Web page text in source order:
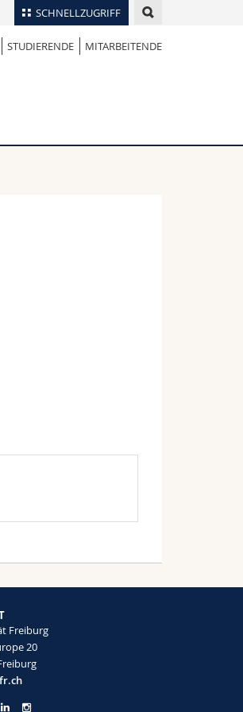
SCHNELLZUGRIFF
Personenverzeichnis
STUDIERENDE MITARBEITENDE
Freiburg
20